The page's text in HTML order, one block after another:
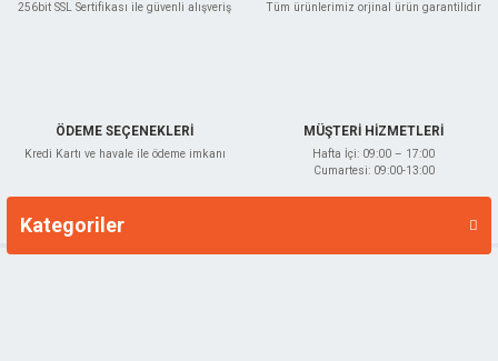
256bit SSL Sertifikası ile güvenli alışveriş Tüm ürünlerimiz orjinal ürün garantilidir
ÖDEME SEÇENEKLERİ
Kredi Kartı ve havale ile ödeme imkanı
MÜŞTERİ HİZMETLERİ
Hafta İçi: 09:00 – 17:00
Cumartesi: 09:00-13:00
Kategoriler
Markalar